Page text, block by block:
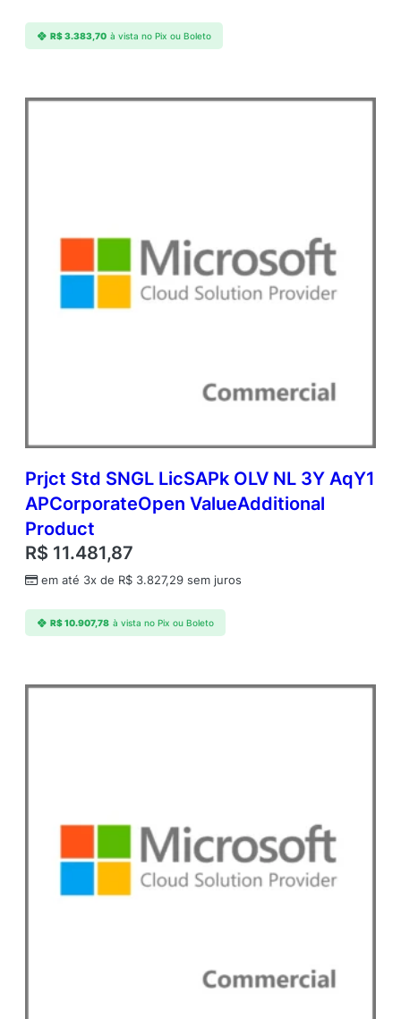
R$3.383,70 à vista no Pix ou Boleto
Prjct Std SNGL LicSAPk OLV NL 3Y AqY1
APCorporateOpen ValueAdditional
Product
R$ 11.481,87
em até 3x de R$ 3.827,29 sem juros
R$10.907,78 à vista no Pix ou Boleto